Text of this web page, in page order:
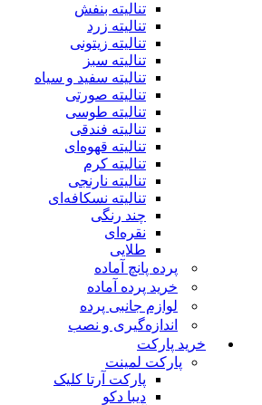
تنالیته بنفش
تنالیته زرد
تنالیته زیتونی
تنالیته سبز
تنالیته سفید و سیاه
تنالیته صورتی
تنالیته طوسی
تنالیته فندقی
تنالیته قهوه‌ای
تنالیته کرم
تنالیته نارنجی
تنالیته نسکافه‌ای
چند رنگی
نقره‌ای
طلایی
پرده پانچ آماده
خرید پرده آماده
لوازم جانبی پرده
اندازه‌گیری و نصب
خرید پارکت
پارکت لمینت
پارکت آرتا کلیک
دیبا دکو